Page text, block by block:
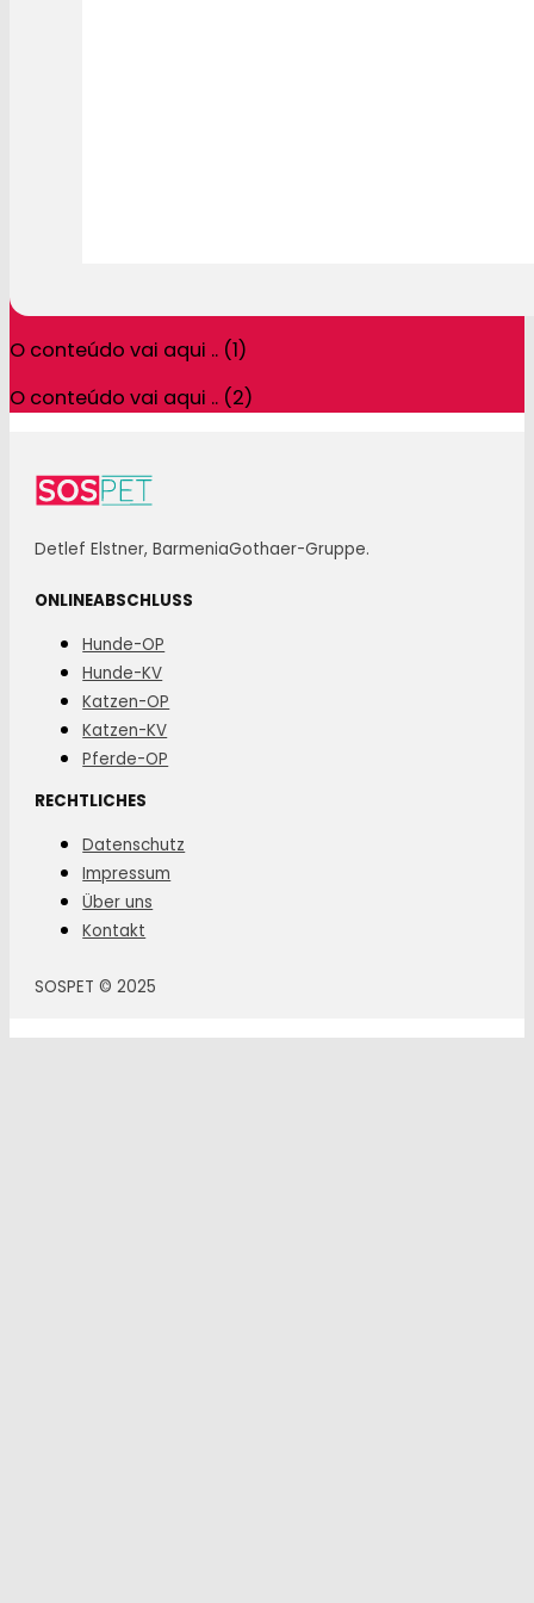
O conteúdo vai aqui .. (1)
O conteúdo vai aqui .. (2)
Detlef Elstner, BarmeniaGothaer-Gruppe.
ONLINEABSCHLUSS
Hunde-OP
Hunde-KV
Katzen-OP
Katzen-KV
Pferde-OP
RECHTLICHES
Datenschutz
Impressum
Über uns
Kontakt
SOSPET © 2025